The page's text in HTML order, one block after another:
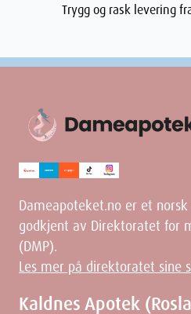
Trygg og rask levering
Dameapoteket.no er et
godkjent av Direktoratet for
(DMP).
Les mer på direktoratet sine
Kaldnes Apotek